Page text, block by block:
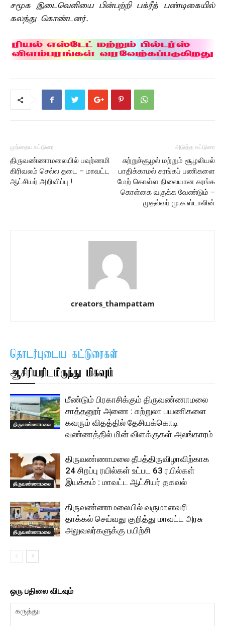
சமூக இடைவெளியை பின்பற்றி பக்ரீத் பண்டிகையில்
கலந்து கொண்டனர்.
முந்தைய கட்டுரை
திருவண்ணாமலையில் பவுர்ணமி
கிரிவலம் செல்ல தடை – மாவட்ட
ஆட்சியர் அறிவிப்பு !
அடுத்த கட்டுரை
சுற்றுச்சூழல் மற்றும் சூழலியல்
பாதிக்காமல் சுரங்கப் பணிகளை
மேற் கொள்ள நிலையான சுரங்க
கொள்கை வகுக்க வேண்டும் –
முதல்வர் மு.க.ஸ்டாலின்
creators_thampattam
தொடர்புடைய கட்டுரைகள்
ஆசிரியரிடமிருந்து மிகவும்
திருவண்ணாமலை
மீண்டும் பிரகாசிக்கும் திருவண்ணாமலை
சாத்தனூர் அணை : சுற்றுலா பயணிகளை
கவரும் விதத்தில் தேசியக்கொடி
வண்ணத்தில் மின் விளக்குகள் அலங்காரம்
திருவண்ணாமலை
திருவண்ணாமலை தீபத்திருவிழாவிற்காக
24 சிறப்பு ரயில்கள் உட்பட 63 ரயில்கள்
இயக்கம் : மாவட்ட ஆட்சியர் தகவல்
திருவண்ணாமலை
திருவண்ணாமலையில் வருமானவரி
தாக்கல் செய்வது குறித்து மாவட்ட அரசு
அலுவலர்களுக்கு பயிற்சி
ஒரு பதிலை விடவும்